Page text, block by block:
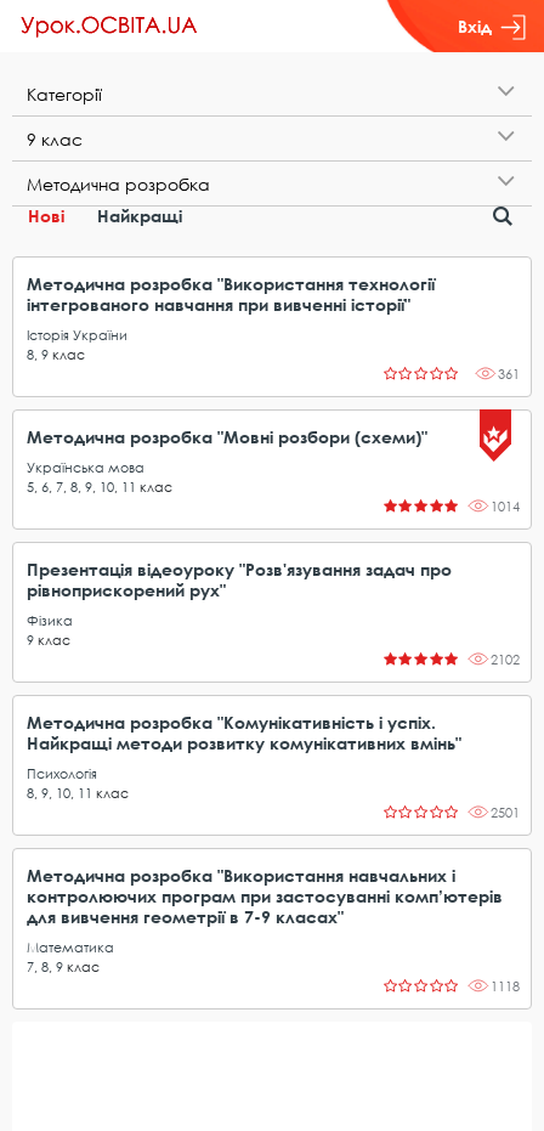
Вхід
К​а​т​е​г​о​р​і​ї
9​ ​к​л​а​с
М​е​т​о​д​и​ч​н​а​ ​р​о​з​р​о​б​к​а
Нові
Найкращі
Методична розробка "Використання технології
інтегрованого навчання при вивченні історії"
Історія України
8 9 клас
361
Методична розробка "Мовні розбори (схеми)"
Українська мова
5 6 7 8 9 10 11 клас
1014
Презентація відеоуроку "Розв'язування задач про
рівноприскорений рух"
Фізика
9 клас
2102
Методична розробка "Комунікативність і успіх.
Найкращі методи розвитку комунікативних вмінь"
Психологія
8 9 10 11 клас
2501
Методична розробка "Використання навчальних і
контролюючих програм при застосуванні комп’ютерiв
для вивчення геометрії в 7-9 класах"
Математика
7 8 9 клас
1118